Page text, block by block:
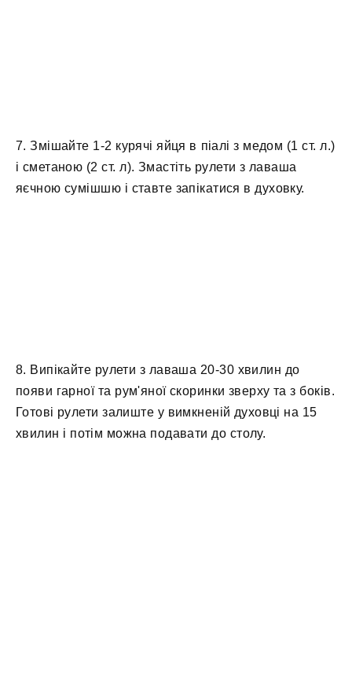
7. Змішайте 1-2 курячі яйця в піалі з медом (1 ст. л.)
і сметаною (2 ст. л). Змастіть рулети з лаваша
яєчною сумішшю і ставте запікатися в духовку.
8. Випікайте рулети з лаваша 20-30 хвилин до
появи гарної та рум'яної скоринки зверху та з боків.
Готові рулети залиште у вимкненій духовці на 15
хвилин і потім можна подавати до столу.